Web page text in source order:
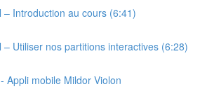
– Introduction au cours (6:41)
– Utiliser nos partitions interactives (6:28)
Appli mobile Mildor Violon